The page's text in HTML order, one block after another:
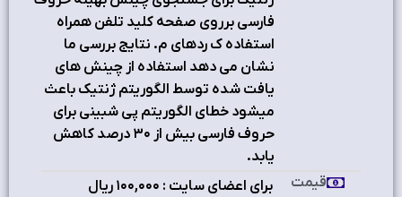
فارسي برروي صفحه كليد تلفن همراه
استفاده ك ردهاي م. نتايج بررسي ما
نشان مي دهد استفاده از چينش هاي
يافت شده توسط الگوريتم ژنتيك باعث
ميشود خطاي الگوريتم پي شبيني براي
حروف فارسي بيش از ۳۰ درصد كاهش
يابد.
برای اعضای سایت : ۱٠٠,٠٠٠ ریال
قیمت